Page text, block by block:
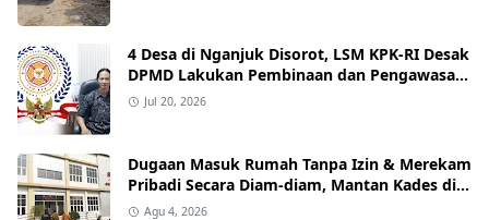
4 Desa di Nganjuk Disorot, LSM KPK-RI Desak
DPMD Lakukan Pembinaan dan Pengawasan
Tata Kelola Desa
Jul 20, 2026
Dugaan Masuk Rumah Tanpa Izin & Merekam
Pribadi Secara Diam‑diam, Mantan Kades di
Nganjuk Resmi Dipolisikan.
Agu 4, 2026